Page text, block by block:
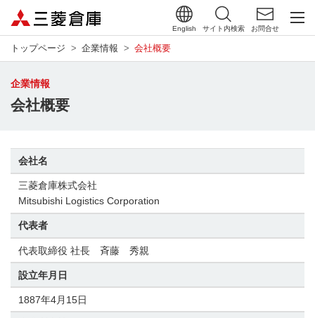
English サイト内検索 お問合せ
トップページ 企業情報 会社概要
企業情報
会社概要
会社名
三菱倉庫株式会社
Mitsubishi Logistics Corporation
代表者
代表取締役 社長 斉藤 秀親
設立年月日
1887年4月15日